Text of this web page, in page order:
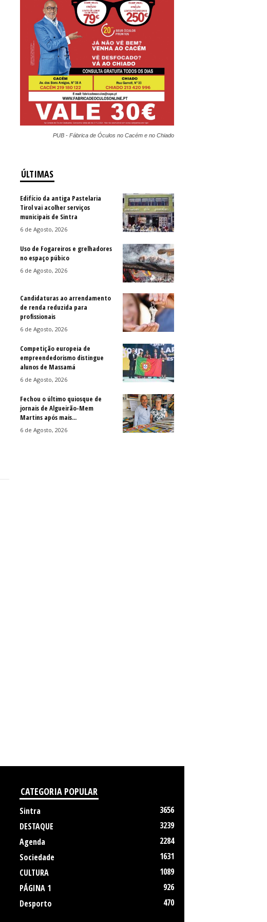
PUB - Fábrica de Óculos no Cacém e no Chiado
ÚLTIMAS
Edifício da antiga Pastelaria
Tirol vai acolher serviços
municipais de Sintra
6 de Agosto, 2026
Uso de Fogareiros e grelhadores
no espaço púbico
6 de Agosto, 2026
Candidaturas ao arrendamento
de renda reduzida para
profissionais
6 de Agosto, 2026
Competição europeia de
empreendedorismo distingue
alunos de Massamá
6 de Agosto, 2026
Fechou o último quiosque de
jornais de Algueirão-Mem
Martins após mais...
6 de Agosto, 2026
CATEGORIA POPULAR
Sintra
3656
DESTAQUE
3239
Agenda
2284
Sociedade
1631
CULTURA
1089
PÁGINA 1
926
Desporto
470